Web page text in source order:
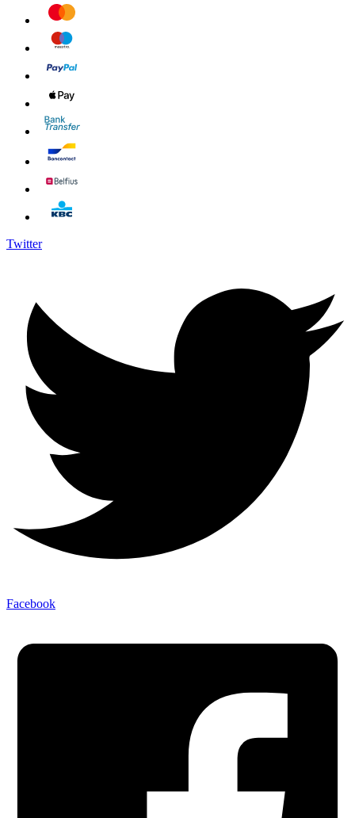
Twitter
Facebook